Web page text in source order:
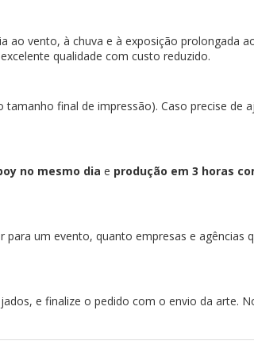
vento, à chuva e à exposição prolongada
qualidade com custo reduzido.
final de impressão). Caso precise de
no mesmo dia e produção em 3 horas
para um evento, quanto empresas e agências
e finalize o pedido com o envio da arte.